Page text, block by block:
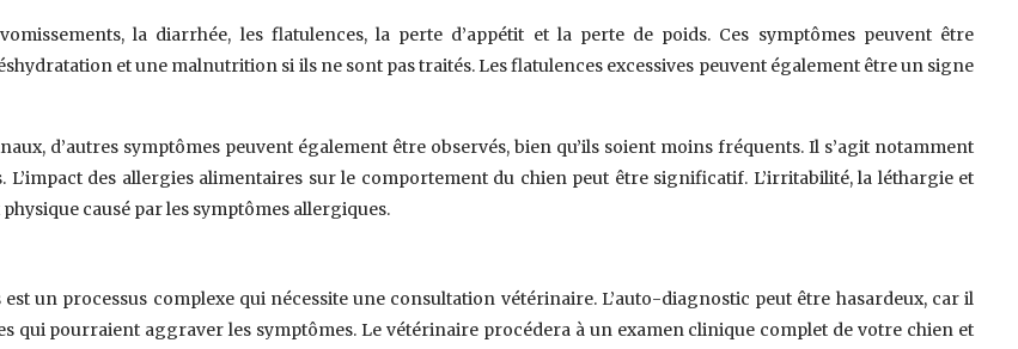
la diarrhée, les flatulences, la perte d’appétit et la perte de poids. Ces symptômes peuvent être
et une malnutrition si ils ne sont pas traités. Les flatulences excessives peuvent également être un signe
d’autres symptômes peuvent également être observés, bien qu’ils soient moins fréquents. Il s’agit notamment
L’impact des allergies alimentaires sur le comportement du chien peut être significatif. L’irritabilité, la léthargie et
causé par les symptômes allergiques.
un processus complexe qui nécessite une consultation vétérinaire. L’auto-diagnostic peut être hasardeux, car il
qui pourraient aggraver les symptômes. Le vétérinaire procédera à un examen clinique complet de votre chien et